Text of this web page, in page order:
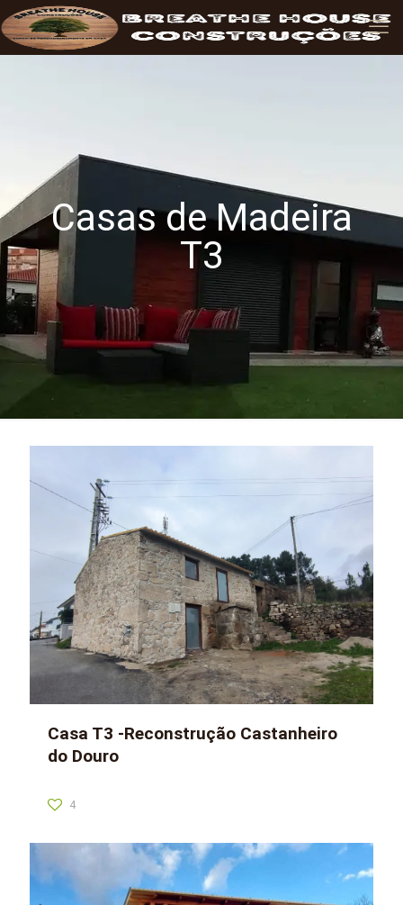
Casas de Madeira
T3
Casa T3 -Reconstrução Castanheiro
do Douro
4